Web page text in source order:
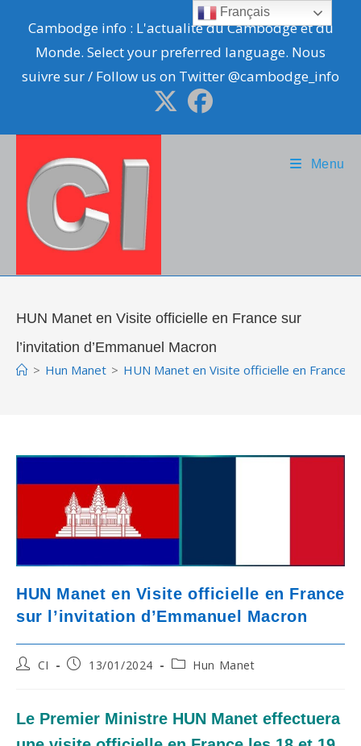
content
Cambodge info : L'actualité du Cambodge et du
Monde. Select your preferred language. Nous
suivre sur / Follow us on Twitter @cambodge_info
Menu
HUN Manet en Visite officielle en France sur
l’invitation d’Emmanuel Macron
> Hun Manet > HUN Manet en Visite officielle en France
HUN Manet en Visite officielle en France
sur l’invitation d’Emmanuel Macron
PostCI
Post13/01/2024
PostHun Manet
Le Premier Ministre HUN Manet effectuera
Français